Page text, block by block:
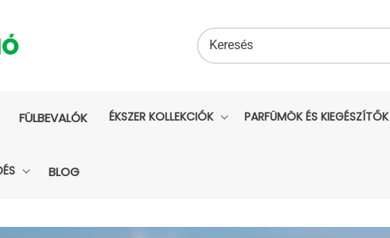
Keresés
FÜLBEVALÓK ÉKSZER KOLLEKCIÓK PARFÜMÖK ÉS KIEGÉSZÍTŐK
BLOG